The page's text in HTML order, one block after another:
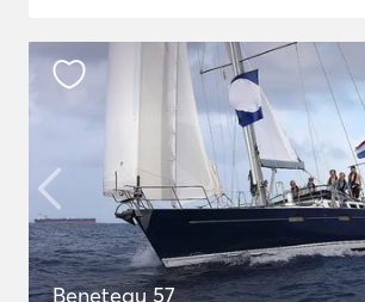
Beneteau 57